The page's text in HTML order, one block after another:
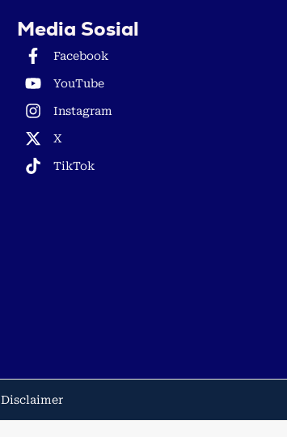
Media Sosial
Facebook
YouTube
Instagram
X
TikTok
Disclaimer